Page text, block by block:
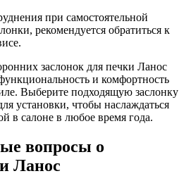
при самостоятельной
рекомендуется обратиться к
заслонок для печки Ланос
и комфортность
Выберите подходящую заслонку
установки, чтобы наслаждаться
в салоне в любое время года.
вопросы о
Ланос